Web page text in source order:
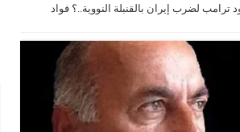
لضرب إيران بالقنبلة النووية..؟ فواد